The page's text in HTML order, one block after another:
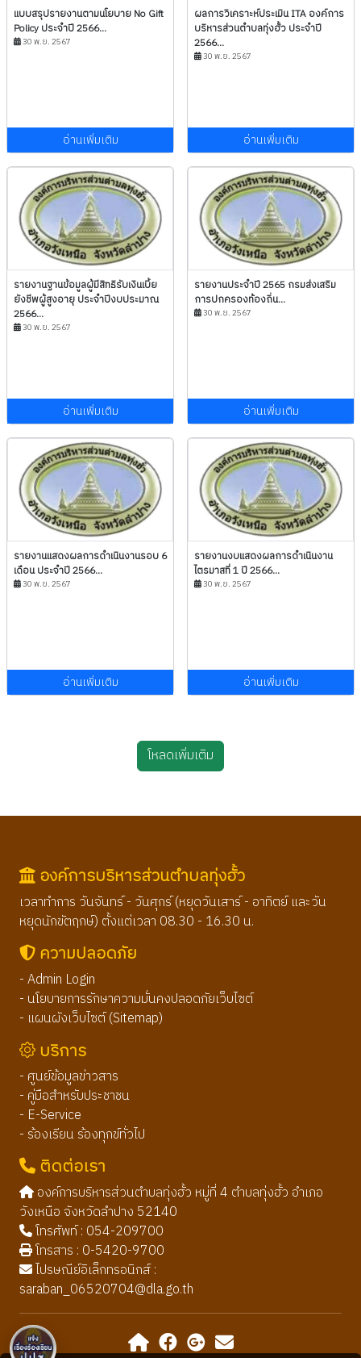
แบบสรุปรายงานตามนโยบาย No Gift
Policy ประจำปี 2566...
30 พ.ย. 2567
อ่านเพิ่มเติม
ผลการวิเคราะห์ประเมิน ITA องค์การ
บริหารส่วนตำบลทุ่งฮั้ว ประจำปี
2566...
30 พ.ย. 2567
อ่านเพิ่มเติม
รายงานฐานข้อมูลผู้มีสิทธิรับเงินเบี้ย
ยังชีพผู้สูงอายุ ประจำปีงบประมาณ
2566...
30 พ.ย. 2567
อ่านเพิ่มเติม
รายงานประจำปี 2565 กรมส่งเสริม
การปกครองท้องถิ่น...
30 พ.ย. 2567
อ่านเพิ่มเติม
รายงานแสดงผลการดำเนินงานรอบ 6
เดือน ประจำปี 2566...
30 พ.ย. 2567
อ่านเพิ่มเติม
รายงานงบแสดงผลการดำเนินงาน
ไตรมาสที่ 1 ปี 2566...
30 พ.ย. 2567
อ่านเพิ่มเติม
โหลดเพิ่มเติม
องค์การบริหารส่วนตำบลทุ่งฮั้ว
เวลาทำการ วันจันทร์ - วันศุกร์ (หยุดวันเสาร์ - อาทิตย์ และวัน
หยุดนักขัตฤกษ์) ตั้งแต่เวลา 08.30 - 16.30 น.
ความปลอดภัย
- Admin Login
- นโยบายการรักษาความมั่นคงปลอดภัยเว็บไซต์
- แผนผังเว็บไซต์ (Sitemap)
บริการ
- ศูนย์ข้อมูลข่าวสาร
- คู่มือสำหรับประชาชน
- E-Service
- ร้องเรียน ร้องทุกข์ทั่วไป
ติดต่อเรา
องค์การบริหารส่วนตำบลทุ่งฮั้ว หมู่ที่ 4 ตำบลทุ่งฮั้ว อำเภอ
วังเหนือ จังหวัดลำปาง 52140
โทรศัพท์ : 054-209700
โทรสาร : 0-5420-9700
ไปรษณีย์อิเล็กทรอนิกส์ :
saraban_06520704@dla.go.th